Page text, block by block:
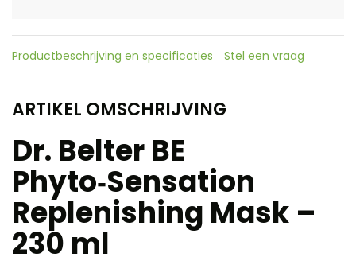
Productbeschrijving en specificaties Stel een vraag
ARTIKEL OMSCHRIJVING
Dr. Belter BE
Phyto‑Sensation
Replenishing Mask –
230 ml